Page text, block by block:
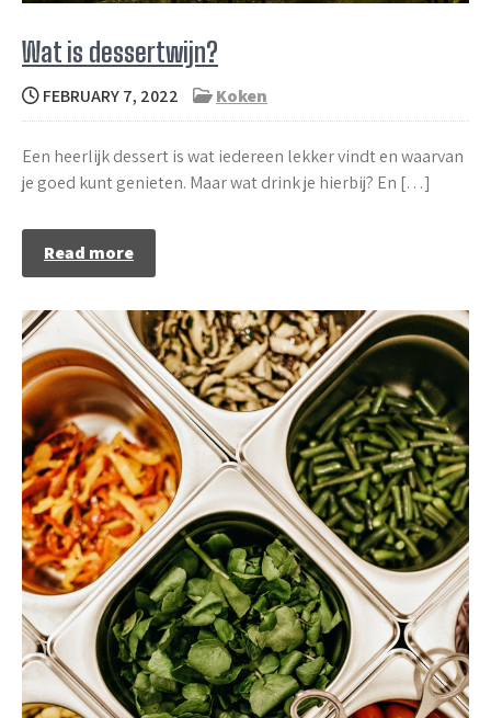
Wat is dessertwijn?
FEBRUARY 7, 2022 Koken
Een heerlijk dessert is wat iedereen lekker vindt en waarvan
je goed kunt genieten. Maar wat drink je hierbij? En […]
Read more